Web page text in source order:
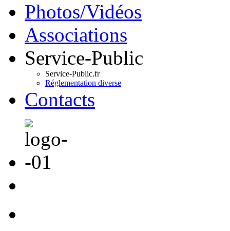
Photos/Vidéos
Associations
Service-Public
Service-Public.fr
Réglementation diverse
Contacts